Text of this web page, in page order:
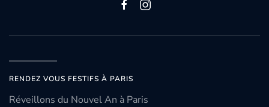
RENDEZ VOUS FESTIFS À PARIS
Réveillons du Nouvel An à Paris